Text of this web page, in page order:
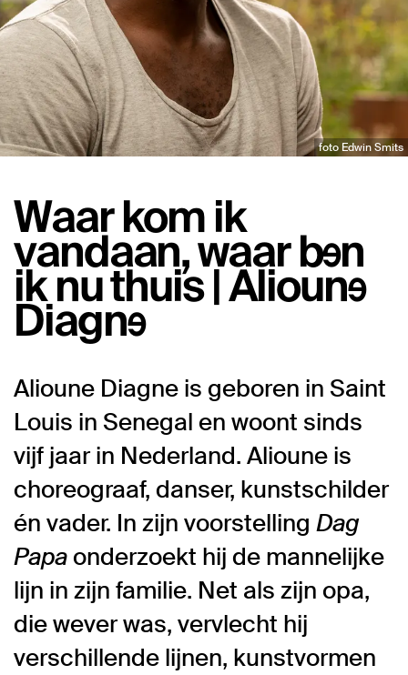
foto Edwin Smits
Waar kom ik
vandaan, waar ben
ik nu thuis | Alioune
Diagne
Alioune Diagne is geboren in Saint
Louis in Senegal en woont sinds
vijf jaar in Nederland. Alioune is
choreograaf, danser, kunstschilder
én vader. In zijn voorstelling Dag
Papa onderzoekt hij de mannelijke
lijn in zijn familie. Net als zijn opa,
die wever was, vervlecht hij
verschillende lijnen, kunstvormen